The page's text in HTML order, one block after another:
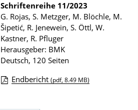
Schriftenreihe 11/2023
G. Rojas, S. Metzger, M. Blöchle, M.
Šipetić, R. Jenewein, S. Öttl, W.
Kastner, R. Pfluger
Herausgeber: BMK
Deutsch, 120 Seiten
Endbericht (pdf, 8.49 MB)